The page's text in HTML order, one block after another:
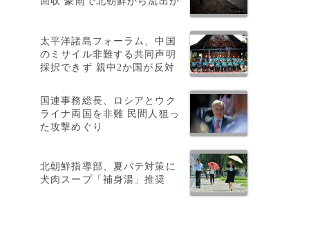
太平洋諸島フォーラム、中国
のミサイル非難する共同声明
採択できず 親中2か国が反対
国連事務総長、ロシアとウク
ライナ両国を非難 民間人狙っ
た攻撃めぐり
北朝鮮指導部、夏バテ対策に
犬肉スープ「補身湯」推奨